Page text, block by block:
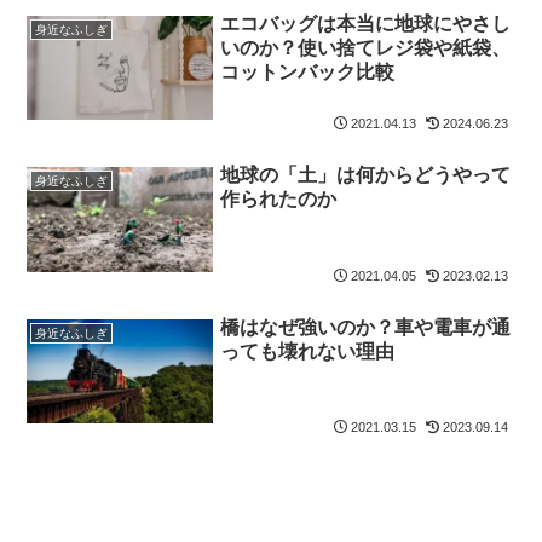
身近なふしぎ
エコバッグは本当に地球にやさし
いのか？使い捨てレジ袋や紙袋、
コットンバック比較
2021.04.13 2024.06.23
身近なふしぎ
地球の「土」は何からどうやって
作られたのか
2021.04.05 2023.02.13
身近なふしぎ
橋はなぜ強いのか？車や電車が通
っても壊れない理由
2021.03.15 2023.09.14